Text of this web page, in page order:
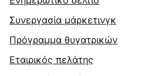
Συνεργασία μάρκετινγκ
Πρόγραμμα θυγατρικών
Εταιρικός πελάτης